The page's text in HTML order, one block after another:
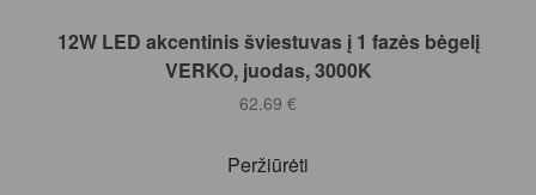
Į KREPŠELĮ
12W LED akcentinis šviestuvas į 1 fazės bėgelį
VERKO, juodas, 3000K
62.69 €
Peržiūrėti